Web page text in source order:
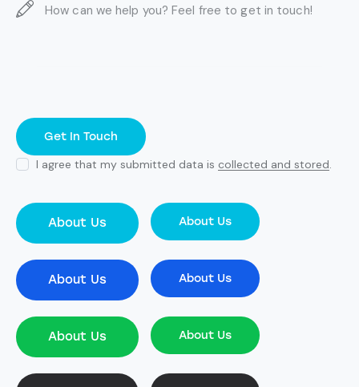
I agree that my submitted data is collected and stored.
About Us About Us
About Us About Us
About Us About Us